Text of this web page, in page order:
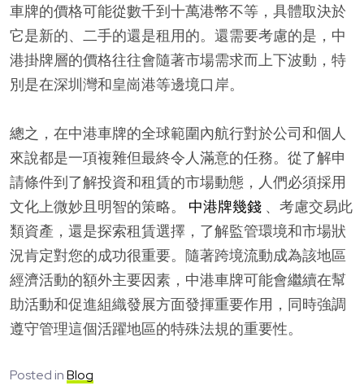
車牌的價格可能從數千到十萬港幣不等，具體取決於
它是新的、二手的還是租用的。還需要考慮的是，中
港掛牌層的價格往往會隨著市場需求而上下波動，特
別是在深圳灣和皇崗港等邊境口岸。
總之，在中港車牌的全球範圍內航行對於公司和個人
來說都是一項複雜但最終令人滿意的任務。從了解申
請條件到了解投資和租賃的市場動態，人們必須採用
文化上微妙且明智的策略。 中港牌幾錢 、考慮交易此
類資產，還是探索租賃選擇，了解監管環境和市場狀
況肯定對您的成功很重要。隨著跨境流動成為該地區
經濟活動的額外主要因素，中港車牌可能會繼續在幫
助活動和促進組織發展方面發揮重要作用，同時強調
遵守管理這個活躍地區的特殊法規的重要性。
Posted inBlog